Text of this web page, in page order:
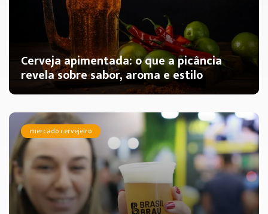
Cerveja apimentada: o que a picância
revela sobre sabor, aroma e estilo
mercado cervejeiro